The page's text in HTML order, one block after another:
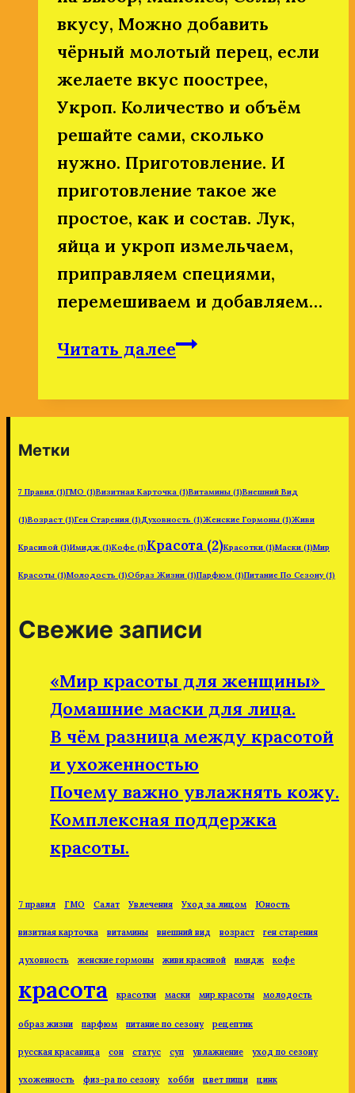
вкусу, Можно добавить
чёрный молотый перец, если
желаете вкус поострее,
Укроп. Количество и объём
решайте сами, сколько
нужно. Приготовление. И
приготовление такое же
простое, как и состав. Лук,
яйца и укроп измельчаем,
приправляем специями,
перемешиваем и добавляем…
Читать далееПростейший
Метки
7 Правил (1)ГМО (1)Визитная Карточка (1)Витамины (1)Внешний Вид
(1)Возраст (1)Ген Старения (1)Духовность (1)Женские Гормоны (1)Живи
Красивой (1)Имидж (1)Кофе (1)Красота (2)Красотки (1)Маски (1)Мир
Красоты (1)Молодость (1)Образ Жизни (1)Парфюм (1)Питание По Сезону(1)
Свежие записи
«Мир красоты для женщины»
Домашние маски для лица.
В чём разница между красотой
и ухоженностью
Почему важно увлажнять кожу.
Комплексная поддержка
красоты.
7 правил ГМО Салат Увлечения Уход за лицом Юность
визитная карточка витамины внешний вид возраст ген старения
духовность женские гормоны живи красивой имидж кофе
красота красотки маски мир красоты молодость
образ жизни парфюм питание по сезону рецептик
русская красавица сон статус суп увлажнение уход по сезону
ухоженность физ-ра по сезону хобби цвет пищи цинк